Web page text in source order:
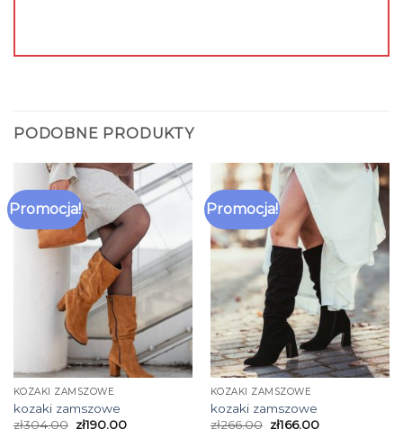
PODOBNE PRODUKTY
Promocja!
KOZAKI ZAMSZOWE
kozaki zamszowe
zł304.00 zł190.00
Promocja!
KOZAKI ZAMSZOWE
kozaki zamszowe
zł266.00 zł166.00